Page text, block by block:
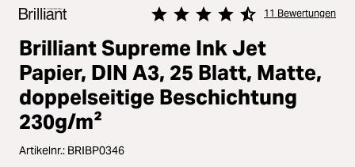
Loading... Zubehör
Loading... Licht & Studio
Loading... Bildbearbeitung
Durchschnittliche Bewertung von
11 Bewertungen
Brilliant Supreme Ink Jet
Papier, DIN A3, 25 Blatt, Matte,
doppelseitige Beschichtung
230g/m²
Artikelnr.: BRIBP0346